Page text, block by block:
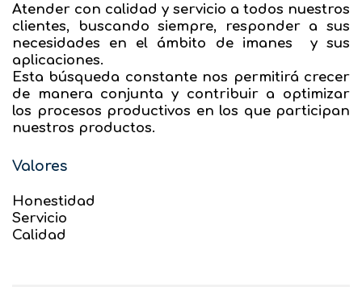
Atender con calidad y servicio a todos nuestros
clientes, buscando siempre, responder a sus
necesidades en el ámbito de imanes y sus
aplicaciones.
Esta búsqueda constante nos permitirá crecer
de manera conjunta y contribuir a optimizar
los procesos productivos en los que participan
nuestros productos.
Valores
Honestidad
Servicio
Calidad